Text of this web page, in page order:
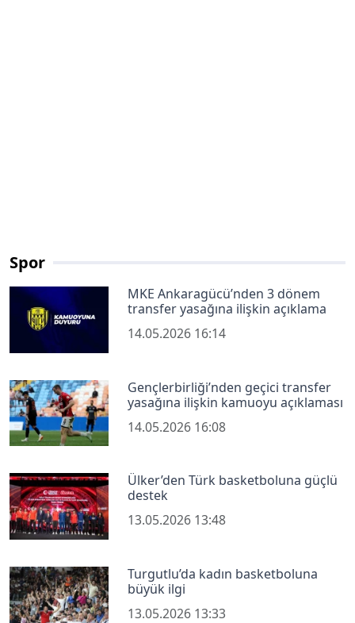
Spor
MKE Ankaragücü’nden 3 dönem
transfer yasağına ilişkin açıklama
14.05.2026 16:14
Gençlerbirliği’nden geçici transfer
yasağına ilişkin kamuoyu açıklaması
14.05.2026 16:08
Ülker’den Türk basketboluna güçlü
destek
13.05.2026 13:48
Turgutlu’da kadın basketboluna
büyük ilgi
13.05.2026 13:33